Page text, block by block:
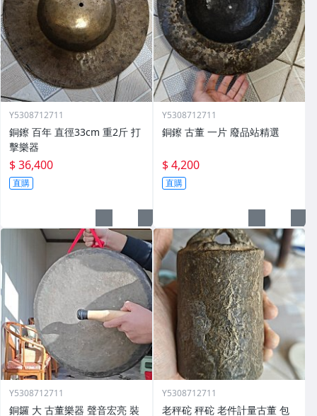
Y5308712711
銅鑔 百年 直徑33cm 重2斤 打
擊樂器
$ 36,400
直購
Y5308712711
銅鑔 古董 一片 廢品站精選
$ 4,200
直購
Y5308712711
銅鑼 大 古董樂器 聲音宏亮 裝
Y5308712711
老秤砣 秤砣 老件計量古董 包